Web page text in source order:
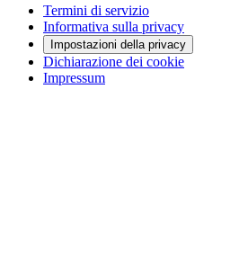
Termini di servizio
Informativa sulla privacy
Impostazioni della privacy
Dichiarazione dei cookie
Impressum